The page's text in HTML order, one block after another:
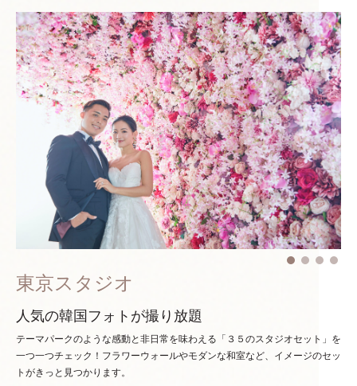
東京スタジオ
人気の韓国フォトが撮り放題
テーマパークのような感動と非日常を味わえる「３５のスタジオセット」を
一つ一つチェック！ フラワーウォールやモダンな和室など、イメージのセッ
トがきっと見つかります。